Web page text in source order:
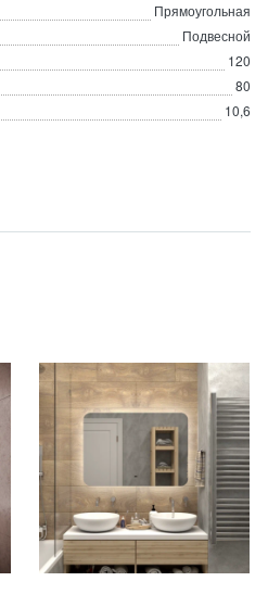
Прямоугольная
Подвесной
120
80
10,6